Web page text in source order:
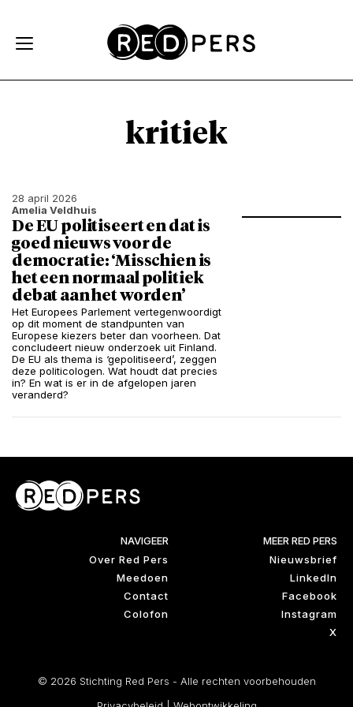
kritiek
28 april 2026
Amelia Veldhuis
De EU politiseert en dat is
goed nieuws voor de
democratie: ‘Misschien is
het een normaal politiek
debat aan het worden’
Het Europees Parlement vertegenwoordigt
op dit moment de standpunten van
Europese kiezers beter dan voorheen. Dat
concludeert nieuw onderzoek uit Finland.
De EU als thema is ‘gepolitiseerd’, zeggen
deze politicologen. Wat houdt dat precies
in? En wat is er in de afgelopen jaren
veranderd?
NAVIGEER
Over Red Pers
Meedoen
Contact
Colofon
MEER RED PERS
Nieuwsbrief
LinkedIn
Facebook
Instagram
X
© 2026 Stichting Red Pers - Alle rechten voorbehouden